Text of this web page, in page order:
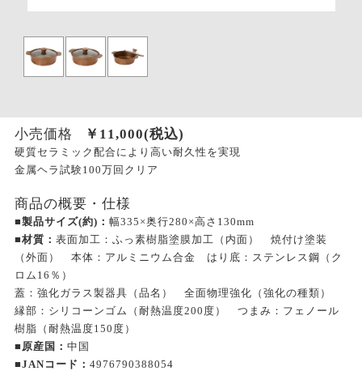
小売価格 ￥ 11,000(税込)
硬質セラミック配合により高い耐久性を実現
金属ヘラ試験100万回クリア
商品の概要・仕様
■製品サイズ(約)： 幅335×奥行280×高さ130mm
■材質： 表面加工：ふっ素樹脂塗膜加工（内面） 焼付け塗装
（外面） 本体：アルミニウム合金 はり底：ステンレス鋼（ク
ロム16％）
蓋：強化ガラス製器具（品名） 全面物理強化（強化の種類）
縁部：シリコーンゴム（耐熱温度200度） つまみ：フェノール
樹脂（耐熱温度150度）
■原産国： 中国
■JANコード： 4976790388054